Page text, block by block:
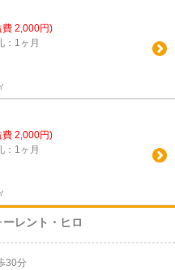
費 2,000円)
：1ヶ月
費 2,000円)
：1ヶ月
レント・ヒロ
30分